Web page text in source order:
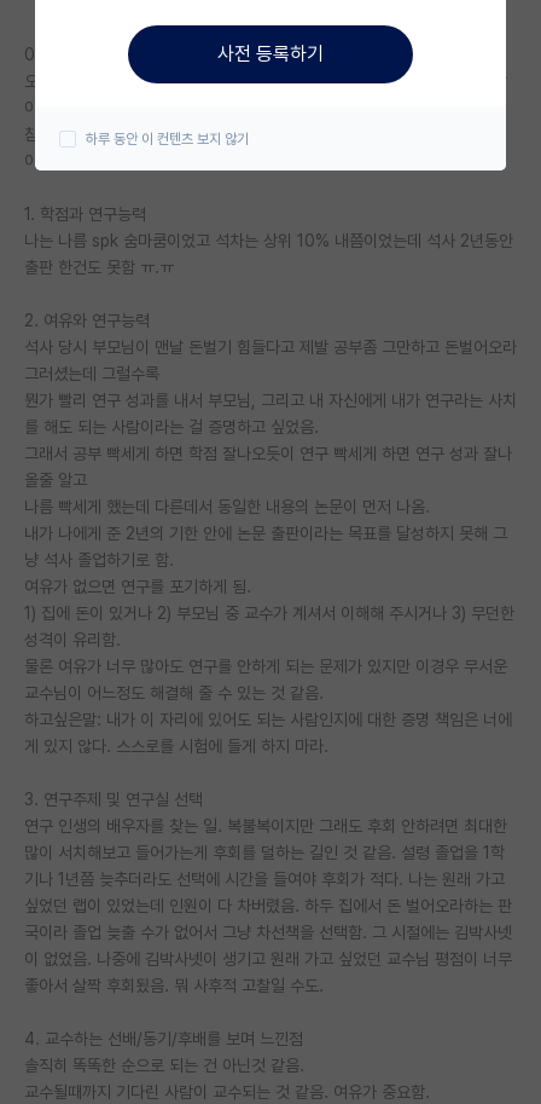
미국 대학원 합격 후기 게시판
대학원생 모집 게시판
연구실(PI) 홍보 게시판
석박사 채용 정보 게시판
임용 정보 게시판
학부 인턴 게시판
취업 게시판
임용 후기 게시판
PI 전용 게시판
인문사회 계열 게시판
특수/전문대학원 게시판
반도체/AI 게시판
장학금/장학생 게시판
학술 정보 게시판
홍보 게시판
커리어
유학교육
이벤트
반도체 아카데미
재팬라운지 🌸
0. 주의사항
오로지 나의 경험에 한정된 이야기임. 편향된 이야기라고 너무 구박하지 말
아주시길 ㅠㅠ.
참고로 나는 과고 조졸 - 학부 4년 - 석사 2년 - 전문직 6년차 미혼이지만
아즈매임
1. 학점과 연구능력
나는 나름 spk 숨마쿰이었고 석차는 상위 10% 내쯤이었는데 석사 2년동안
출판 한건도 못함 ㅠ.ㅠ
2. 여유와 연구능력
석사 당시 부모님이 맨날 돈벌기 힘들다고 제발 공부좀 그만하고 돈벌어오라
그러셨는데 그럴수록
뭔가 빨리 연구 성과를 내서 부모님, 그리고 내 자신에게 내가 연구라는 사치
를 해도 되는 사람이라는 걸 증명하고 싶었음.
그래서 공부 빡세게 하면 학점 잘나오듯이 연구 빡세게 하면 연구 성과 잘나
올줄 알고
나름 빡세게 했는데 다른데서 동일한 내용의 논문이 먼저 나옴.
내가 나에게 준 2년의 기한 안에 논문 출판이라는 목표를 달성하지 못해 그
냥 석사 졸업하기로 함.
여유가 없으면 연구를 포기하게 됨.
1) 집에 돈이 있거나 2) 부모님 중 교수가 계셔서 이해해 주시거나 3) 무던한
성격이 유리함.
물론 여유가 너무 많아도 연구를 안하게 되는 문제가 있지만 이경우 무서운
교수님이 어느정도 해결해 줄 수 있는 것 같음.
하고싶은말: 내가 이 자리에 있어도 되는 사람인지에 대한 증명 책임은 너에
게 있지 않다. 스스로를 시험에 들게 하지 마라.
3. 연구주제 및 연구실 선택
연구 인생의 배우자를 찾는 일. 복불복이지만 그래도 후회 안하려면 최대한
많이 서치해보고 들어가는게 후회를 덜하는 길인 것 같음. 설령 졸업을 1학
기나 1년쯤 늦추더라도 선택에 시간을 들여야 후회가 적다. 나는 원래 가고
싶었던 랩이 있었는데 인원이 다 차버렸음. 하두 집에서 돈 벌어오라하는 판
국이라 졸업 늦출 수가 없어서 그냥 차선책을 선택함. 그 시절에는 김박사넷
이 없었음. 나중에 김박사넷이 생기고 원래 가고 싶었던 교수님 평점이 너무
좋아서 살짝 후회됬음. 뭐 사후적 고찰일 수도.
4. 교수하는 선배/동기/후배를 보며 느낀점
솔직히 똑똑한 순으로 되는 건 아닌것 같음.
교수될때까지 기다린 사람이 교수되는 것 같음. 여유가 중요함.
사전 등록하기
하루 동안 이 컨텐츠 보지 않기